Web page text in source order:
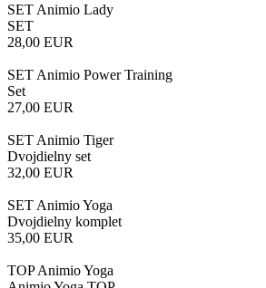
SET Animio Lady
SET
28,00 EUR
SET Animio Power Training
Set
27,00 EUR
SET Animio Tiger
Dvojdielny set
32,00 EUR
SET Animio Yoga
Dvojdielny komplet
35,00 EUR
TOP Animio Yoga